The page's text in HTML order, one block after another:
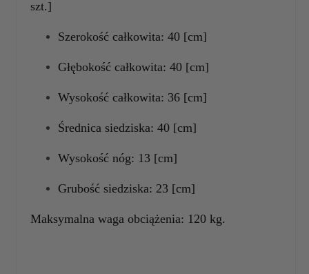
szt.]
Szerokość całkowita: 40 [cm]
Głębokość całkowita: 40 [cm]
Wysokość całkowita: 36 [cm]
Średnica siedziska: 40 [cm]
Wysokość nóg: 13 [cm]
Grubość siedziska: 23 [cm]
Maksymalna waga obciążenia: 120 kg.